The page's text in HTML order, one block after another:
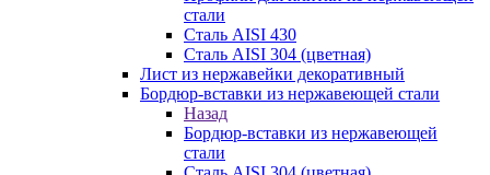
стали
Сталь AISI 430
Сталь AISI 304 (цветная)
Лист из нержавейки декоративный
Бордюр-вставки из нержавеющей стали
Назад
Бордюр-вставки из нержавеющей
стали